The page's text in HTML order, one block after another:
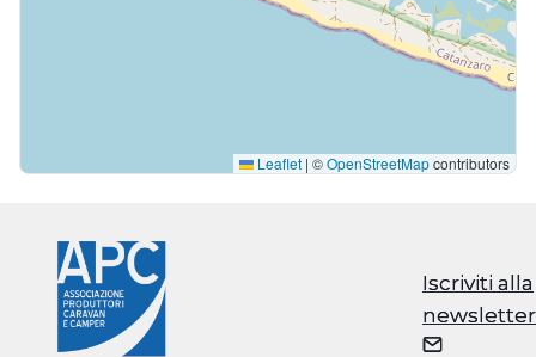
Iscriviti alla
newsletter
Leaflet | ©OpenStreetMapcontributors
Iscriviti alla
newsletter